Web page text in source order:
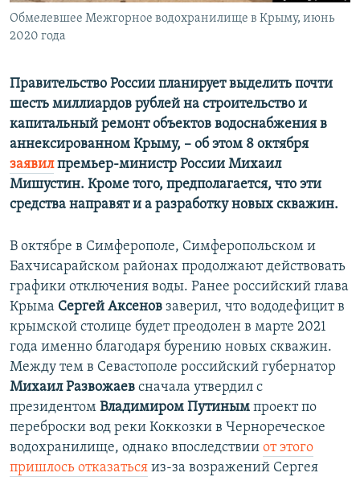
Все сайты RFE/RL
Обмелевшее Межгорное водохранилище в Крыму, июнь
2020 года
Правительство России планирует выделить почти
шесть миллиардов рублей на строительство и
капитальный ремонт объектов водоснабжения в
аннексированном Крыму, – об этом 8 октября
заявилпремьер-министр России Михаил
Мишустин. Кроме того, предполагается, что эти
средства направят и а разработку новых скважин.
В октябре в Симферополе, Симферопольском и
Бахчисарайском районах продолжают действовать
графики отключения воды. Ранее российский глава
Крыма Сергей Аксенов заверил, что вододефицит в
крымской столице будет преодолен в марте 2021
года именно благодаря бурению новых скважин.
Между тем в Севастополе российский губернатор
Михаил Развожаев сначала утвердил с
президентом Владимиром Путиным проект по
переброски вод реки Коккозки в Чернореческое
водохранилище, однако впоследствии от этого
пришлось отказаться из-за возражений Сергея